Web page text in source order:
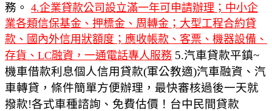
務。 4.企業貸款公司設立滿一年可申請辦理；中小企
業各類信保基金、押標金、周轉金；大型工程合約貸
款、國內外信用狀額度；應收帳款、客票、機器設備、
存貨、LC融資，一通電話專人服務 5.汽車貸款平鎮~
機車借款利息個人信用貸款(軍公教適)汽車融資、汽
車轉貸，條件簡單方便辦理，最快審核過後一天就
撥款!各式車種諮詢、免費估價！台中民間貸款